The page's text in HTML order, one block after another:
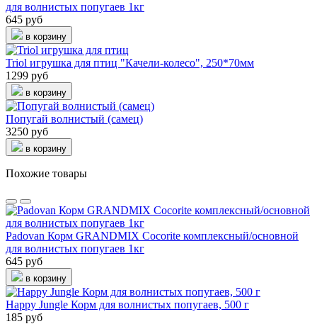
для волнистых попугаев 1кг
645 руб
в корзину
Triol игрушка для птиц "Качели-колесо", 250*70мм
1299 руб
в корзину
Попугай волнистый (самец)
3250 руб
в корзину
Похожие товары
Padovan Корм GRANDMIX Cocorite комплексный/основной
для волнистых попугаев 1кг
645 руб
в корзину
Happy Jungle Корм для волнистых попугаев, 500 г
185 руб